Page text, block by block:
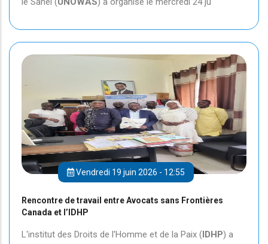
Vendredi 19 juin 2026 - 12:55
Rencontre de travail entre Avocats sans Frontières
Canada et l’IDHP
L'institut des Droits de l'Homme et de la Paix (IDHP) a